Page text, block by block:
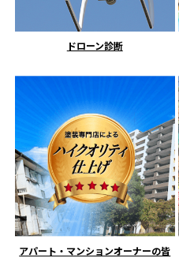
ドローン診断
アパート・マンションオーナーの皆